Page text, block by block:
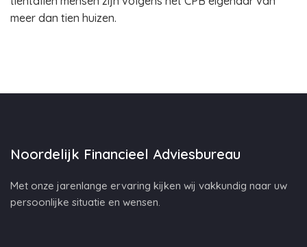
meer dan tien huizen.
Noordelijk Financieel Adviesbureau
Met onze jarenlange ervaring kijken wij vakkundig naar uw
persoonlijke situatie en wensen.